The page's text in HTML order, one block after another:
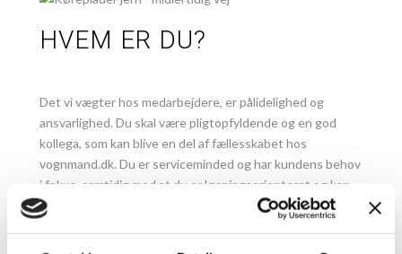
HVEM ER DU?
Det vi vægter hos medarbejdere, er pålidelighed og
ansvarlighed. Du skal være pligtopfyldende og en god
kollega, som kan blive en del af fællesskabet hos
vognmand.dk. Du er serviceminded og har kundens behov
i fokus, samtidig med at du er løsningsorienteret og kan
håndtere både rutineopgaver og nye udfordringer.